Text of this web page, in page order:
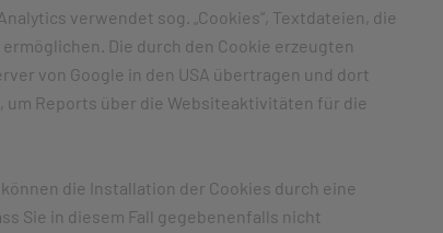
verwendet sog. „Cookies“, Textdateien, die
Die durch den Cookie erzeugten
von Google in den USA übertragen und dort
Reports über die Websiteaktivitäten für die
die Installation der Cookies durch eine
Sie in diesem Fall gegebenenfalls nicht